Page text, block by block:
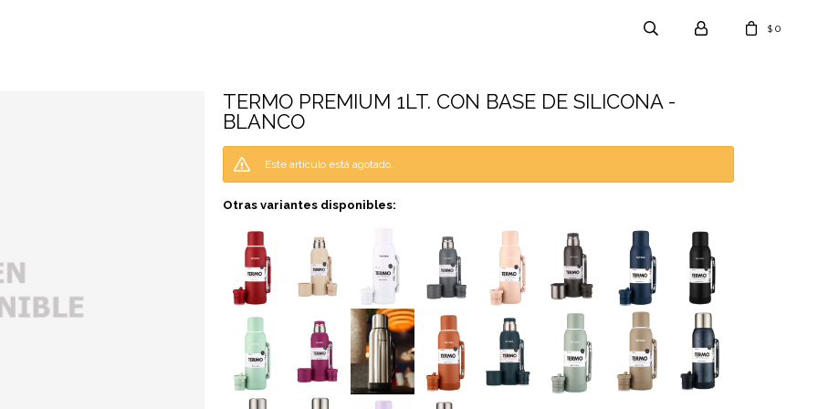
$ 0
TERMO PREMIUM 1LT. CON BASE DE SILICONA -
BLANCO
Este artículo está agotado.
Otras variantes disponibles: